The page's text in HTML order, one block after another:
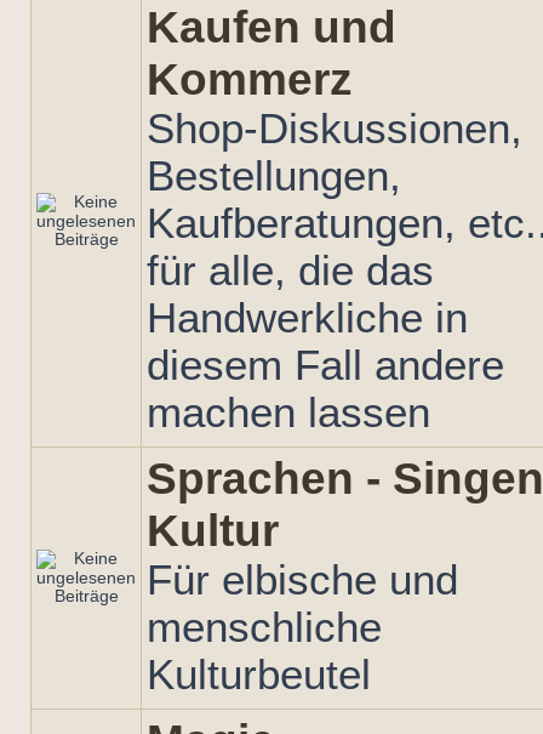
Kaufen und
Kommerz
Shop-Diskussionen,
Bestellungen,
Kaufberatungen,
für alle, die das
Handwerkliche in
diesem Fall andere
machen lassen
Sprachen -
Kultur
Für elbische und
menschliche
Kulturbeutel